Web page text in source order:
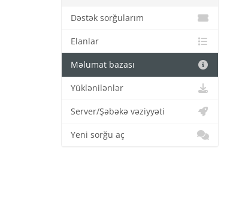
Dəstək sorğularım
Elanlar
Məlumat bazası
Yüklənilənlər
Server/Şəbəkə vəziyyəti
Yeni sorğu aç